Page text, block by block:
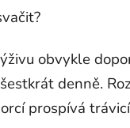
obvykle
denně.
prospívá